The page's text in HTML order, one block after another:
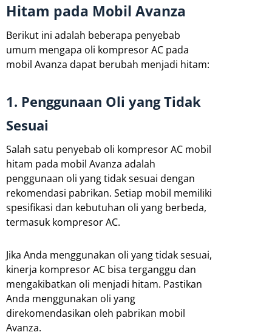
Hitam pada Mobil Avanza
Berikut ini adalah beberapa penyebab
umum mengapa oli kompresor AC pada
mobil Avanza dapat berubah menjadi hitam:
1. Penggunaan Oli yang Tidak
Sesuai
Salah satu penyebab oli kompresor AC mobil
hitam pada mobil Avanza adalah
penggunaan oli yang tidak sesuai dengan
rekomendasi pabrikan. Setiap mobil memiliki
spesifikasi dan kebutuhan oli yang berbeda,
termasuk kompresor AC.
Jika Anda menggunakan oli yang tidak sesuai,
kinerja kompresor AC bisa terganggu dan
mengakibatkan oli menjadi hitam. Pastikan
Anda menggunakan oli yang
direkomendasikan oleh pabrikan mobil
Avanza.